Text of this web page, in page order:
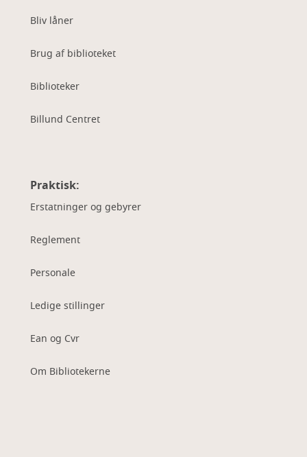
Bliv låner
Brug af biblioteket
Biblioteker
Billund Centret
Praktisk:
Erstatninger og gebyrer
Reglement
Personale
Ledige stillinger
Ean og Cvr
Om Bibliotekerne